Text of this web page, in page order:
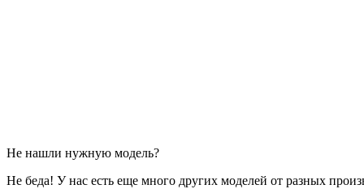
Не нашли нужную модель?
Не беда! У нас есть еще много других моделей от разных